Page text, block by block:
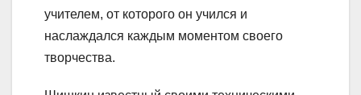
учителем, от которого он учился и
наслаждался каждым моментом своего
творчества.